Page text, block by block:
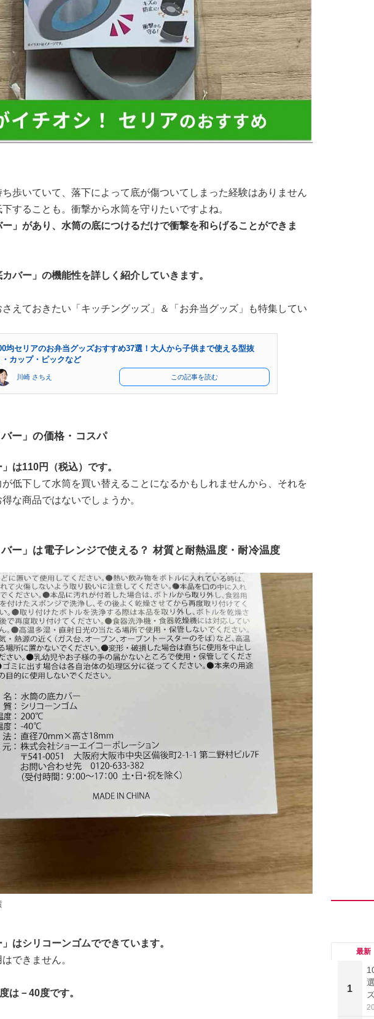
歩いていて、落下によって底が傷ついてしまった経験はありません
することも。衝撃から水筒を守りたいですよね。
」があり、水筒の底につけるだけで衝撃を和らげることができま
バー」の機能性を詳しく紹介していきます。
えておきたい「キッチングッズ」＆「お弁当グッズ」も特集してい
均セリアのお弁当グッズおすすめ37選！大人から子供まで使える型抜
・カップ・ピックなど
川崎 さちえ この記事を読む
ー」の価格・コスパ
は110円（税込）です。
低下して水筒を買い替えることになるかもしれませんから、それを
な商品ではないでしょうか。
ー」は電子レンジで使える？ 材質と耐熱温度・耐冷温度
はシリコーンゴムでできています。
できません。
は－40度です。
最新
1